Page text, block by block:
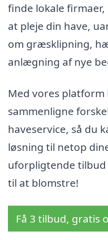
finde lokale firmaer,
at pleje din have,
om græsklipning,
anlægning af nye
Med vores platform
sammenligne
haveservice, så du
løsning til netop
uforpligtende tilbud
til at blomstre!
Få 3 tilbud, gratis